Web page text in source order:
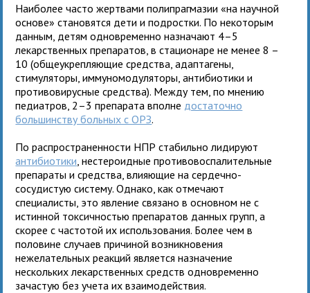
Наиболее часто жертвами полипрагмазии «на научной
основе» становятся дети и подростки. По некоторым
данным, детям одновременно назначают 4–5
лекарственных препаратов, в стационаре не менее 8 –
10 (общеукрепляющие средства, адаптагены,
стимуляторы, иммуномодуляторы, антибиотики и
противовирусные средства). Между тем, по мнению
педиатров, 2–3 препарата вполне достаточно
большинству больных с ОРЗ.
По распространенности НПР стабильно лидируют
антибиотики , нестероидные противовоспалительные
препараты и средства, влияющие на сердечно-
сосудистую систему. Однако, как отмечают
специалисты, это явление связано в основном не с
истинной токсичностью препаратов данных групп, а
скорее с частотой их использования. Более чем в
половине случаев причиной возникновения
нежелательных реакций является назначение
нескольких лекарственных средств одновременно
зачастую без учета их взаимодействия.